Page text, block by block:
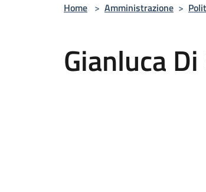
Home > Amministrazione >
Gianluca